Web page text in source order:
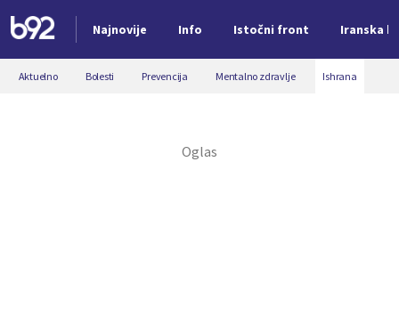
Najnovije Info Istočni front Iranska
Nova vest
Aktuelno Bolesti Prevencija Mentalno zdravlje Ishrana